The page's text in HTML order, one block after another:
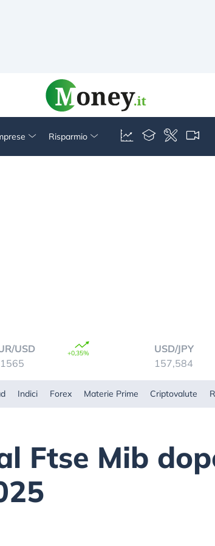
Risparmio
USD
+0,35%
USD/JPY
157,584
Indici Forex Materie Prime Criptovalute
Ftse Mib